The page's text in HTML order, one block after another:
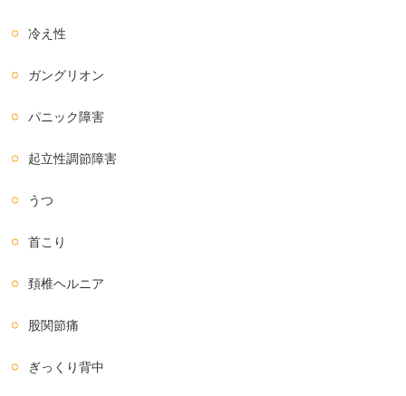
冷え性
ガングリオン
パニック障害
起立性調節障害
うつ
首こり
頚椎ヘルニア
股関節痛
ぎっくり背中